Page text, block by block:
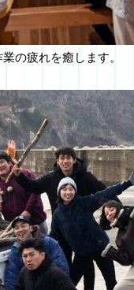
の疲れを癒します。